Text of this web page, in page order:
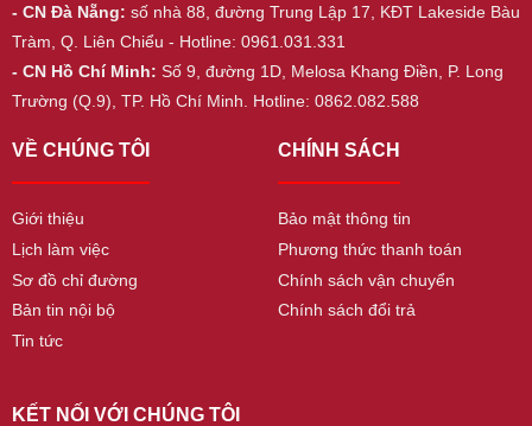
- CN Đà Nẵng: số nhà 88, đường Trung Lập 17, KĐT Lakeside Bàu
Tràm, Q. Liên Chiểu - Hotline: 0961.031.331
- CN Hồ Chí Minh: Số 9, đường 1D, Melosa Khang Điền, P. Long
Trường (Q.9), TP. Hồ Chí Minh. Hotline: 0862.082.588
VỀ CHÚNG TÔI
Giới thiệu
Lịch làm việc
Sơ đồ chỉ đường
Bản tin nội bộ
Tin tức
CHÍNH SÁCH
Bảo mật thông tin
Phương thức thanh toán
Chính sách vận chuyển
Chính sách đổi trả
KẾT NỐI VỚI CHÚNG TÔI